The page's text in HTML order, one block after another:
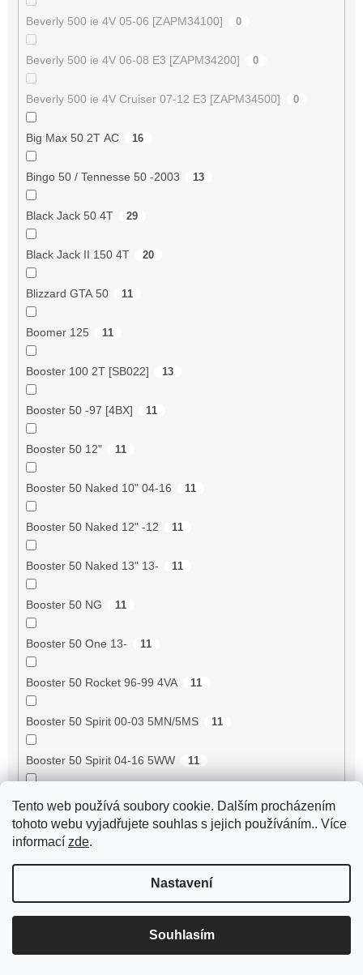
Tento web používá soubory cookie. Dalším procházením
tohoto webu vyjadřujete souhlas s jejich používáním.. Více
informací zde.
Nastavení
Souhlasím
Beverly 500 ie 4V 05-06 [ZAPM34100] 0
Beverly 500 ie 4V 06-08 E3 [ZAPM34200] 0
Beverly 500 ie 4V Cruiser 07-12 E3 [ZAPM34500] 0
Big Max 50 2T AC 16
Bingo 50 / Tennesse 50 -2003 13
Black Jack 50 4T 29
Black Jack II 150 4T 20
Blizzard GTA 50 11
Boomer 125 11
Booster 100 2T [SB022] 13
Booster 50 -97 [4BX] 11
Booster 50 12" 11
Booster 50 Naked 10" 04-16 11
Booster 50 Naked 12" -12 11
Booster 50 Naked 13" 13- 11
Booster 50 NG 11
Booster 50 One 13- 11
Booster 50 Rocket 96-99 4VA 11
Booster 50 Spirit 00-03 5MN/5MS 11
Booster 50 Spirit 04-16 5WW 11
Booster 50 Track 97-99 4VA 11
Booster X 50 4T
Boulevard 100 4T 2V 10-11 [VTHM57A00] 10
Boulevard 125 2V 02- [VTHBL2A1A] 10